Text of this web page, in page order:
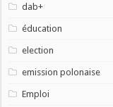
dab+
éducation
election
emission polonaise
Emploi